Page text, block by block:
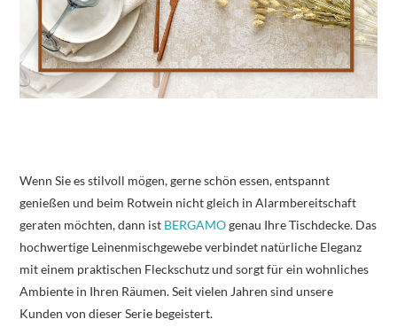
Wenn Sie es stilvoll mögen, gerne schön essen, entspannt
genießen und beim Rotwein nicht gleich in Alarmbereitschaft
geraten möchten, dann ist BERGAMOgenau Ihre Tischdecke. Das
hochwertige Leinenmischgewebe verbindet natürliche Eleganz
mit einem praktischen Fleckschutz und sorgt für ein wohnliches
Ambiente in Ihren Räumen. Seit vielen Jahren sind unsere
Kunden von dieser Serie begeistert.